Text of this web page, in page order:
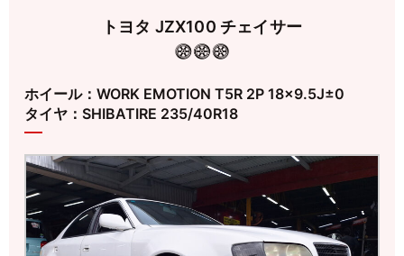
トヨタ JZX100 チェイサー
ホイール：WORK EMOTION T5R 2P 18×9.5J±0
タイヤ：SHIBATIRE 235/40R18